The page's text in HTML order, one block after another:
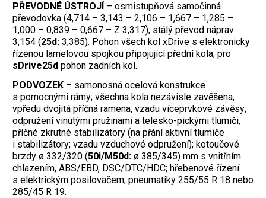
PŘEVODNÉ ÚSTROJÍ – osmistupňová samočinná
převodovka (4,714 – 3,143 – 2,106 – 1,667 – 1,285 –
1,000 – 0,839 – 0,667 – Z 3,317), stálý převod náprav
3,154 (25d: 3,385). Pohon všech kol xDrive s elektronicky
řízenou lamelovou spojkou připojující přední kola; pro
sDrive25d pohon zadních kol.
PODVOZEK – samonosná ocelová konstrukce
s pomocnými rámy; všechna kola nezávisle zavěšena,
vpředu dvojitá příčná ramena, vzadu víceprvkové závěsy;
odpružení vinutými pružinami a telesko-pickými tlumiči,
příčné zkrutné stabilizátory (na přání aktivní tlumiče
i stabilizátory; vzadu vzduchové odpružení); kotoučové
brzdy ø 332/320 (50i/M50d: ø 385/345) mm s vnitřním
chlazením, ABS/EBD, DSC/DTC/HDC; hřebenové řízení
s elektrickým posilovačem; pneumatiky 255/55 R 18 nebo
285/45 R 19.